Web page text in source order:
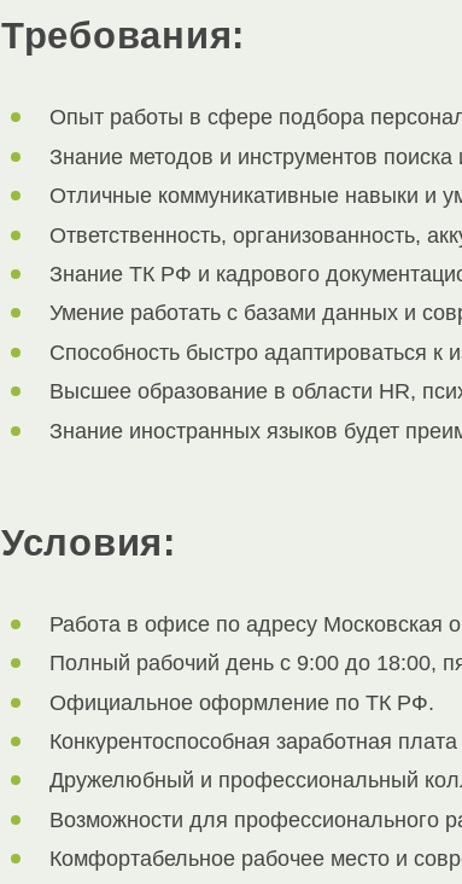
Требования:
Опыт работы в сфере подбора
Знание методов и инструментов поиска
Отличные коммуникативные навыки и
Ответственность, организованность,
Знание ТК РФ и кадрового
Умение работать с базами данных и
Способность быстро адаптироваться к
Высшее образование в области HR,
Знание иностранных языков будет
Условия:
Работа в офисе по адресу Московская
Полный рабочий день с 9:00 до 18:00,
Официальное оформление по ТК РФ.
Конкурентоспособная заработная
Дружелюбный и профессиональный
Возможности для профессионального
Комфортабельное рабочее место и